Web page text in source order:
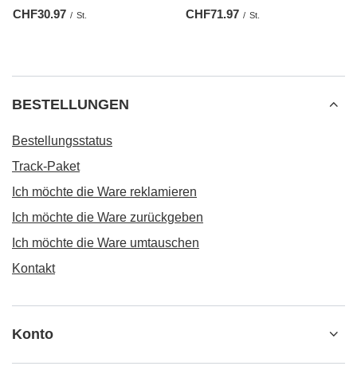
CHF30.97 / St. CHF71.97 / St.
BESTELLUNGEN
Bestellungsstatus
Track-Paket
Ich möchte die Ware reklamieren
Ich möchte die Ware zurückgeben
Ich möchte die Ware umtauschen
Kontakt
Konto